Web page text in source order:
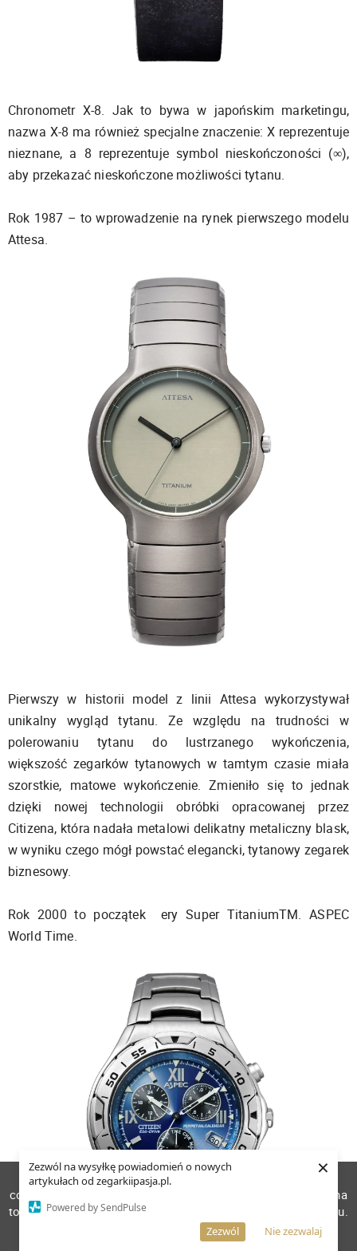
Zezwól na wysyłkę powiadomień o nowych
artykułach od zegarkiipasja.pl.
Powered by SendPulse
Nie zezwalaj
Zezwól
×
Chronometr X-8. Jak to bywa w japońskim marketingu,
nazwa X-8 ma również specjalne znaczenie: X reprezentuje
nieznane, a 8 reprezentuje symbol nieskończoności (∞),
aby przekazać nieskończone możliwości tytanu.
Rok 1987 – to wprowadzenie na rynek pierwszego modelu
Attesa.
Pierwszy w historii model z linii Attesa wykorzystywał
unikalny wygląd tytanu. Ze względu na trudności w
polerowaniu tytanu do lustrzanego wykończenia,
większość zegarków tytanowych w tamtym czasie miała
szorstkie, matowe wykończenie. Zmieniło się to jednak
dzięki nowej technologii obróbki opracowanej przez
Citizena, która nadała metalowi delikatny metaliczny blask,
w wyniku czego mógł powstać elegancki, tytanowy zegarek
biznesowy.
Rok 2000 to początek ery Super TitaniumTM. ASPEC
World Time.
W celu poprawienia jakości usług korzystamy z plików
cookies. Pozostanie na stronie oznacza, iż wyrażasz zgodę na
to, że pliki cookies będą przechowywane w Twoim urządzeniu.
Więcej informacji